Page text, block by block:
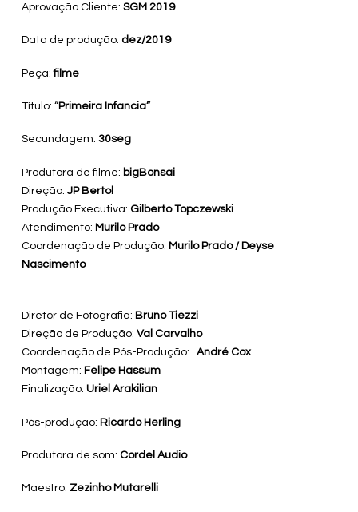
Aprovação Cliente: SGM 2019
Data de produção: dez/2019
Peça:filme
Título: “Primeira Infancia”
Secundagem: 30seg
Produtora de filme: bigBonsai
Direção:JP Bertol
Produção Executiva: Gilberto Topczewski
Atendimento: Murilo Prado
Coordenação de Produção: Murilo Prado / Deyse
Nascimento
Diretor de Fotografia: Bruno Tiezzi
Direção de Produção: Val Carvalho
Coordenação de Pós-Produção: André Cox
Montagem: Felipe Hassum
Finalização: Uriel Arakilian
Pós-produção: Ricardo Herling
Produtora de som: Cordel Audio
Maestro: Zezinho Mutarelli